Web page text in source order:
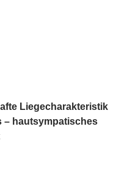
Liegecharakteristik
– hautsympatisches